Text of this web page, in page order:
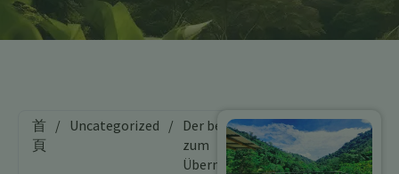
首
頁
/ Uncategorized / Der beste Ort
zum
Übernachten